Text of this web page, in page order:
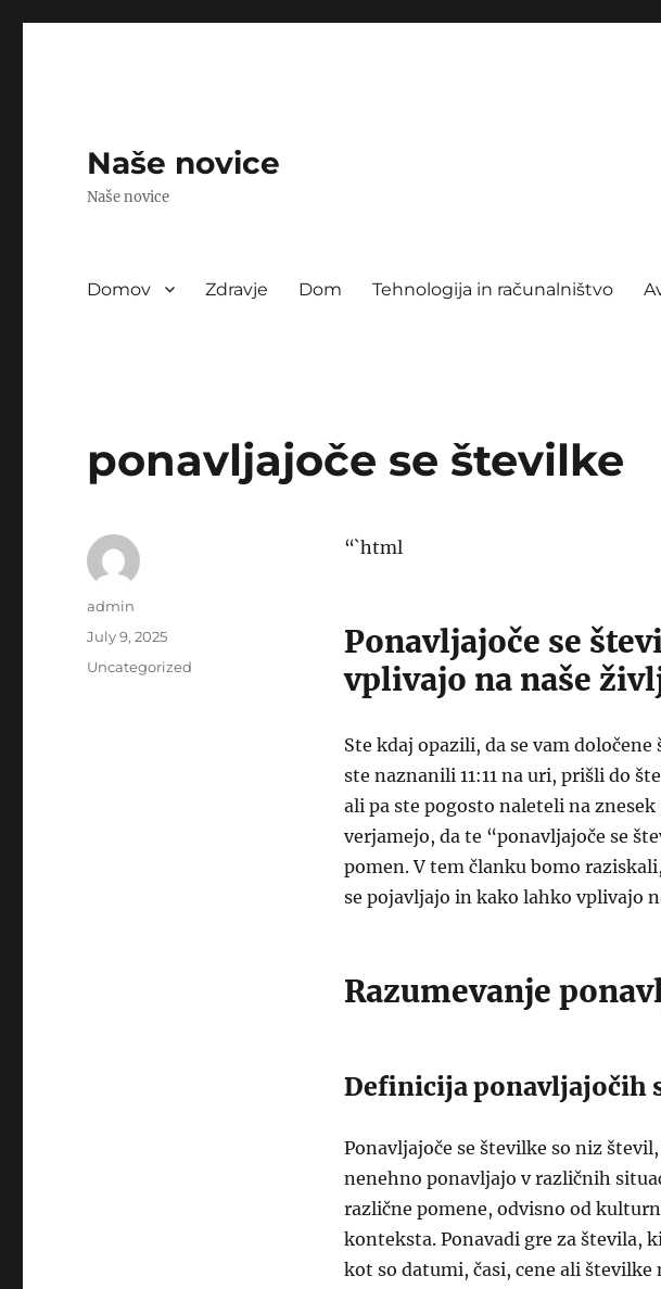
Naše novice
Naše novice
Domov Zdravje Dom Tehnologija in računalništvo
ponavljajoče se številke
“`html
Ponavljajoče se
vplivajo na naše
Ste kdaj opazili, da se vam
ste naznanili 11:11 na uri, prišli do
ali pa ste pogosto naleteli na
verjamejo, da te “ponavljajoče se
pomen. V tem članku bomo
se pojavljajo in kako lahko vplivajo
Razumevanje
Definicija ponavljajočih
Ponavljajoče se številke so niz
nenehno ponavljajo v različnih
različne pomene, odvisno od
konteksta. Ponavadi gre za števila,
kot so datumi, časi, cene ali
Author
admin
Posted
July 9, 2025
Categories
Uncategorized